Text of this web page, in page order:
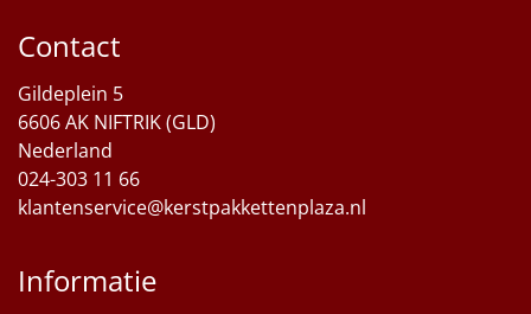
Contact
Gildeplein 5
6606 AK NIFTRIK (GLD)
Nederland
024-303 11 66
klantenservice@kerstpakkettenplaza.nl
Informatie